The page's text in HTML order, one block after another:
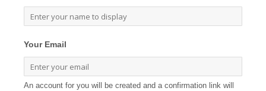
Your Email
An account for you will be created and a confirmation link will